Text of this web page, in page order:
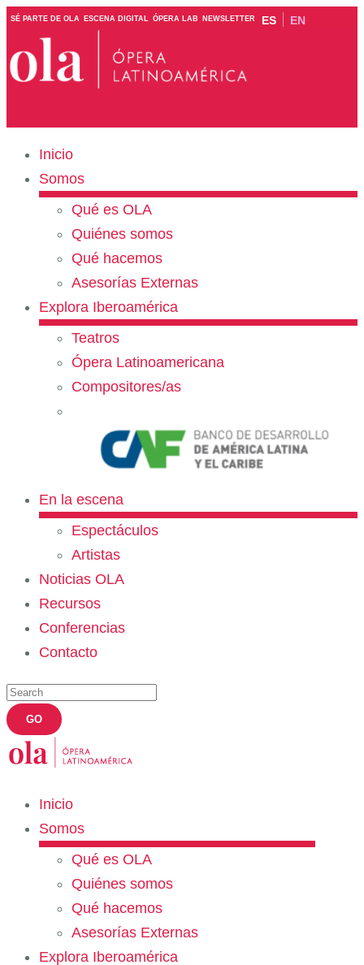
SÉ PARTE DE OLA ESCENA DIGITAL ÓPERA LAB NEWSLETTER ES EN
Inicio
Somos
Qué es OLA
Quiénes somos
Qué hacemos
Asesorías Externas
Explora Iberoamérica
Teatros
Ópera Latinoamericana
Compositores/as
En la escena
Espectáculos
Artistas
Noticias OLA
Recursos
Conferencias
Contacto
Inicio
Somos
Qué es OLA
Quiénes somos
Qué hacemos
Asesorías Externas
Explora Iberoamérica